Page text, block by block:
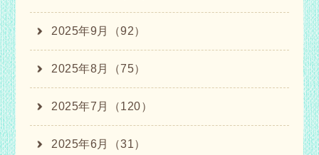
2025年9月（92）
2025年8月（75）
2025年7月（120）
2025年6月（31）